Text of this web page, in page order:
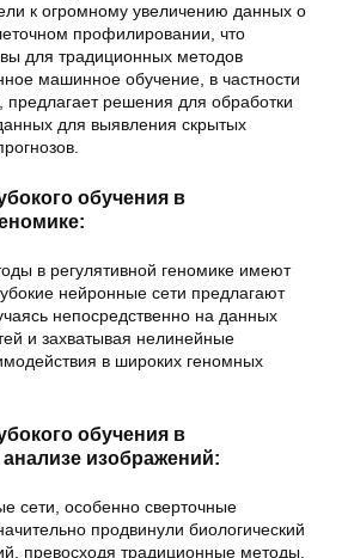
к огромному увеличению данных о
профилировании, что
для традиционных методов
машинное обучение, в частности
предлагает решения для обработки
для выявления скрытых
обучения в
в регулятивной геномике имеют
нейронные сети предлагают
непосредственно на данных
и захватывая нелинейные
в широких геномных
обучения в
изображений:
сети, особенно сверточные
продвинули биологический
превосходя традиционные методы.